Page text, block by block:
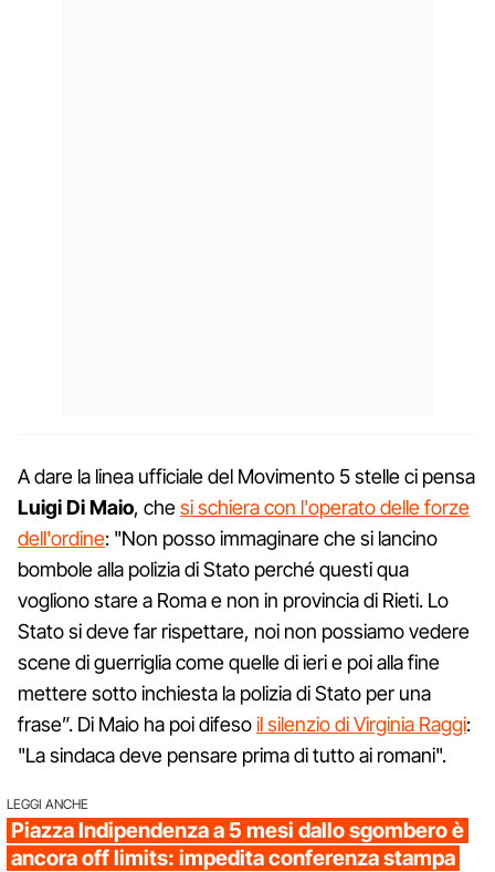
A dare la linea ufficiale del Movimento 5 stelle ci pensa
Luigi Di Maio, chesi schiera con l'operato delle forze
dell'ordine: "Non posso immaginare che si lancino
bombole alla polizia di Stato perché questi qua
vogliono stare a Roma e non in provincia di Rieti. Lo
Stato si deve far rispettare, noi non possiamo vedere
scene di guerriglia come quelle di ieri e poi alla fine
mettere sotto inchiesta la polizia di Stato per una
frase”. Di Maio ha poi difesoil silenzio di Virginia Raggi:
"La sindaca deve pensare prima di tutto ai romani".
LEGGI ANCHE
Piazza Indipendenza a 5 mesi dallo sgombero è
ancora off limits: impedita conferenza stampa